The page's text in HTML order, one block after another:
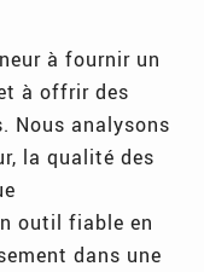
à fournir un
à offrir des
Nous analysons
la qualité des
outil fiable en
dans une